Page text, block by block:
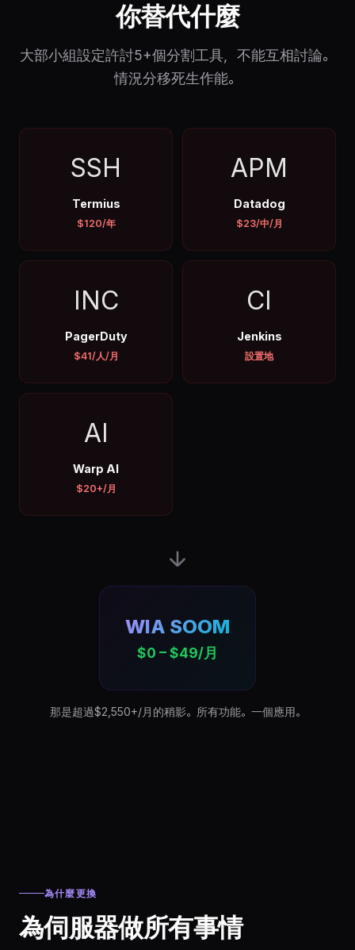
你替代什麼
大部小組設定許討5+個分割工具，不能互相討論。
情況分移死生作能。
SSH
Termius
$120/年
APM
Datadog
$23/中/月
INC
PagerDuty
$41/人/月
CI
Jenkins
設置地
AI
Warp AI
$20+/月
WIA SOOM
$0 – $49/月
那是超過$2,550+/月的稍影。所有功能。一個應用。
為什麼更換
為伺服器做所有事情